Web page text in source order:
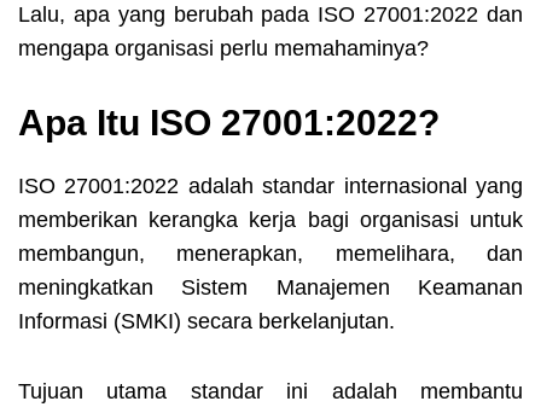
Lalu, apa yang berubah pada ISO 27001:2022 dan
mengapa organisasi perlu memahaminya?
Apa Itu ISO 27001:2022?
ISO 27001:2022 adalah standar internasional yang
memberikan kerangka kerja bagi organisasi untuk
membangun, menerapkan, memelihara, dan
meningkatkan Sistem Manajemen Keamanan
Informasi (SMKI) secara berkelanjutan.
Tujuan utama standar ini adalah membantu